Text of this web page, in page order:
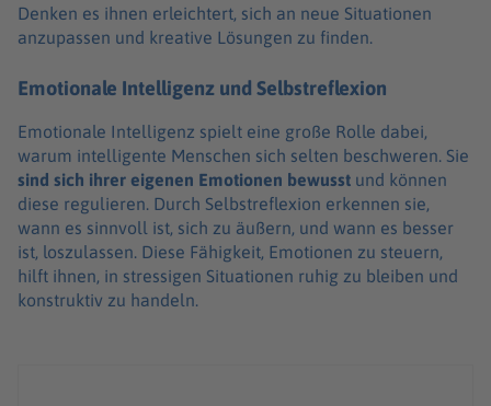
Denken es ihnen erleichtert, sich an neue Situationen
anzupassen und kreative Lösungen zu finden.
Emotionale Intelligenz und Selbstreflexion
Emotionale Intelligenz spielt eine große Rolle dabei,
warum intelligente Menschen sich selten beschweren. Sie
sind sich ihrer eigenen Emotionen bewusst und können
diese regulieren. Durch Selbstreflexion erkennen sie,
wann es sinnvoll ist, sich zu äußern, und wann es besser
ist, loszulassen. Diese Fähigkeit, Emotionen zu steuern,
hilft ihnen, in stressigen Situationen ruhig zu bleiben und
konstruktiv zu handeln.